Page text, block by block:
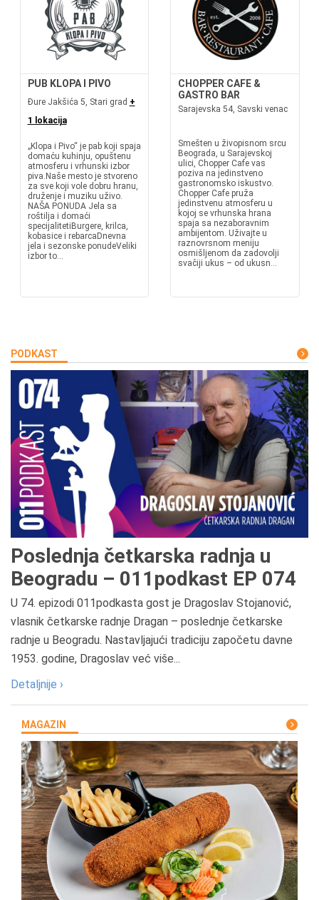
PUB KLOPA I PIVO
Đure Jakšića 5, Stari grad +
1 lokacija
„Klopа i Pivo“ je pab koji spaja
domaću kuhinju, opuštenu
atmosferu i vrhunski izbor
piva.Naše mesto je stvoreno
za sve koji vole dobru hranu,
druženje i muziku uživo.
NAŠA PONUDA Jela sa
roštilja i domaći
specijalitetiBurgere, krilca,
kobasice i rebarcaDnevna
jela i sezonske ponudeVeliki
izbor to...
CHOPPER CAFE &
GASTRO BAR
Sarajevska 54, Savski venac
Smešten u živopisnom srcu
Beograda, u Sarajevskoj
ulici, Chopper Cafe vas
poziva na jedinstveno
gastronomsko iskustvo.
Chopper Cafe pruža
jedinstvenu atmosferu u
kojoj se vrhunska hrana
spaja sa nezaboravnim
ambijentom. Uživajte u
raznovrsnom meniju
osmišljenom da zadovolji
svačiji ukus – od ukusn...
PODKAST
Poslednja četkarska radnja u
Beogradu – 011podkast EP 074
U 74. epizodi 011podkasta gost je Dragoslav Stojanović,
vlasnik četkarske radnje Dragan – poslednje četkarske
radnje u Beogradu. Nastavljajući tradiciju započetu davne
1953. godine, Dragoslav već više...
Detaljnije ›
MAGAZIN